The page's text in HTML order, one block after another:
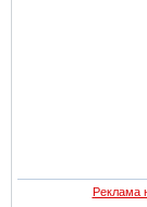
Реклама